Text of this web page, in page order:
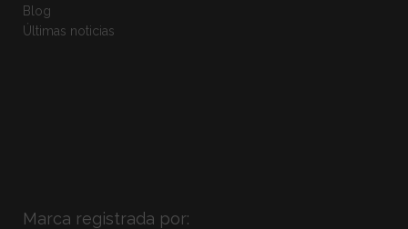
Blog
Últimas noticias
Marca registrada por: